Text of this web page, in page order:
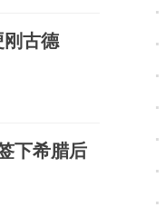
刚古德
下希腊后